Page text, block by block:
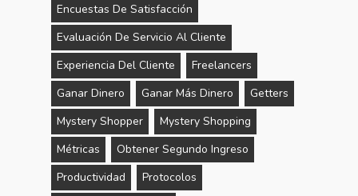
Encuestas De Satisfacción
Evaluación De Servicio Al Cliente
Experiencia Del Cliente
Freelancers
Ganar Dinero
Ganar Más Dinero
Getters
Mystery Shopper
Mystery Shopping
Métricas
Obtener Segundo Ingreso
Productividad
Protocolos